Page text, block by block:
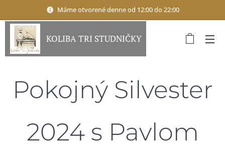
Máme otvorené denne od 12:00 do 22:00
KOLIBA TRI STUDNIČKY
Pokojný Silvester
2024 s Pavlom